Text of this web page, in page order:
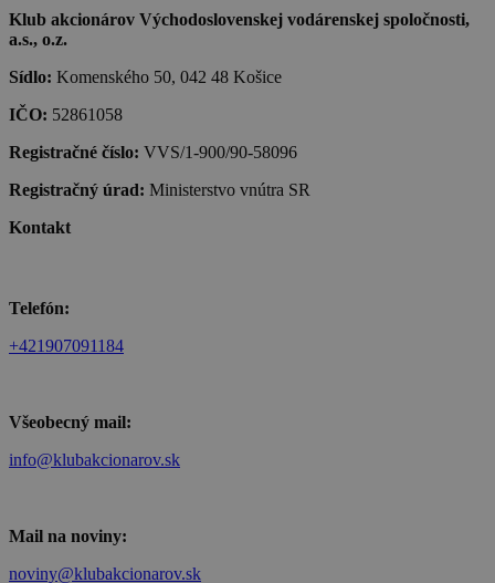
Klub akcionárov Východoslovenskej vodárenskej spoločnosti,
a.s., o.z.
Sídlo: Komenského 50, 042 48 Košice
IČO: 52861058
Registračné číslo: VVS/1-900/90-58096
Registračný úrad: Ministerstvo vnútra SR
Kontakt
Telefón:
+421907091184
Všeobecný mail:
info@klubakcionarov.sk
Mail na noviny:
noviny@klubakcionarov.sk